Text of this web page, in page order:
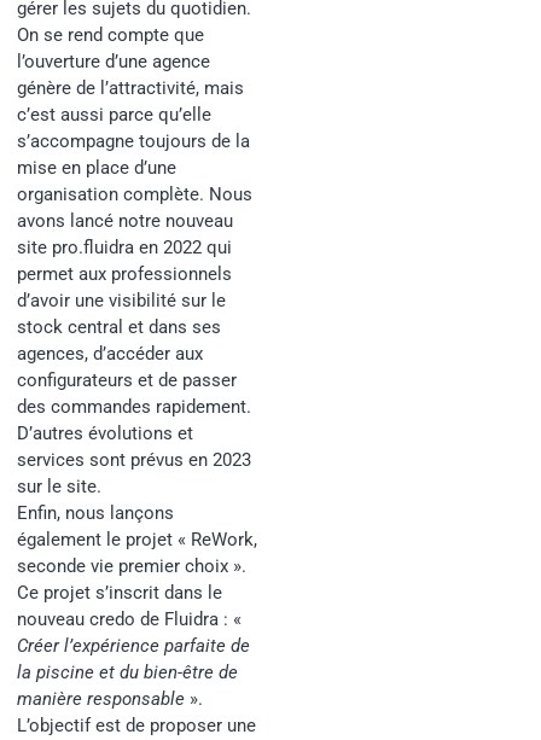
gérer les sujets du quotidien.
On se rend compte que
l’ouverture d’une agence
génère de l’attractivité, mais
c’est aussi parce qu’elle
s’accompagne toujours de la
mise en place d’une
organisation complète. Nous
avons lancé notre nouveau
site pro.fluidra en 2022 qui
permet aux professionnels
d’avoir une visibilité sur le
stock central et dans ses
agences, d’accéder aux
configurateurs et de passer
des commandes rapidement.
D’autres évolutions et
services sont prévus en 2023
sur le site.
Enfin, nous lançons
également le projet « ReWork,
seconde vie premier choix ».
Ce projet s’inscrit dans le
nouveau credo de Fluidra : «
Créer l’expérience parfaite de
la piscine et du bien-être de
manière responsable ».
L’objectif est de proposer une